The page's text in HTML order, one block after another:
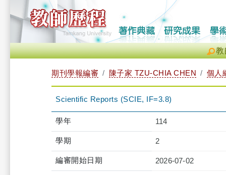
教
期刊學報編審 陳子家 TZU-CHIA CHEN 個人
Scientific Reports (SCIE, IF=3.8)
學年 114
學期 2
編審開始日期 2026-07-02